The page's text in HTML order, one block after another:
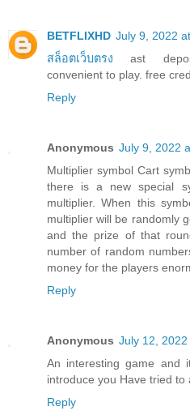
BETFLIXHD July 9, 2022
สล็อตเว็บตรง ast
convenient to play. free
Reply
Anonymous July 9, 2022
Multiplier symbol Cart
there is a new special
multiplier. When this
multiplier will be randomly
and the prize of that
number of random
money for the players
Reply
Anonymous July 12, 2022
An interesting game and
introduce you Have tried to
Reply